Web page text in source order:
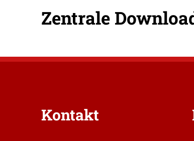
Formulare
Zentrale
Kontakt